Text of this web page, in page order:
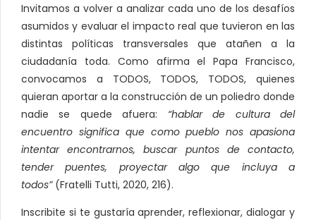
Invitamos a volver a analizar cada uno de los desafíos
asumidos y evaluar el impacto real que tuvieron en las
distintas políticas transversales que atañen a la
ciudadanía toda. Como afirma el Papa Francisco,
convocamos a TODOS, TODOS, TODOS, quienes
quieran aportar a la construcción de un poliedro donde
nadie se quede afuera: “hablar de cultura del
encuentro significa que como pueblo nos apasiona
intentar encontrarnos, buscar puntos de contacto,
tender puentes, proyectar algo que incluya a
todos” (Fratelli Tutti, 2020, 216).
Inscribite si te gustaría aprender, reflexionar, dialogar y